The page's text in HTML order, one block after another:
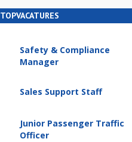
TOPVACATURES
Safety & Compliance
Manager
Sales Support Staff
Junior Passenger Traffic
Officer